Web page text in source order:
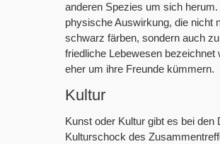
anderen Spezies um sich
physische Auswirkung, die nicht
schwarz färben, sondern auch
friedliche Lebewesen
eher um ihre Freunde kümmern.
Kultur
Kunst oder Kultur gibt es bei
Kulturschock des